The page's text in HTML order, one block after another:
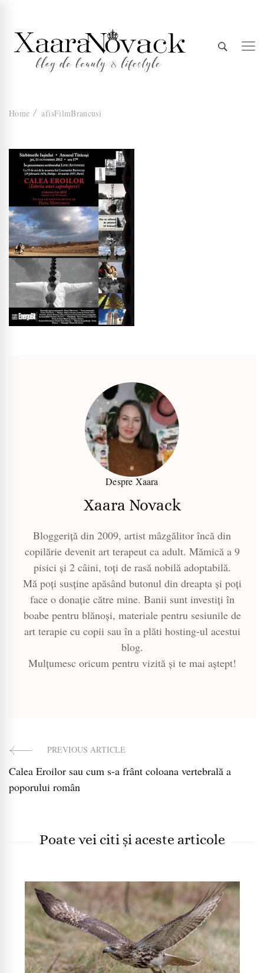
Xaara
Novack
Home afisFilmBrancusi
Despre Xaara
Xaara Novack
Bloggeriță din 2009, artist mâzgălitor încă din
copilărie devenit art terapeut ca adult. Mămică a 9
pisici și 2 câini, toți de rasă nobilă adoptabilă.
Mă poți susține apăsând butonul din dreapta și poți
face o donație către mine. Banii sunt investiți în
boabe pentru blănoși, materiale pentru sesiunile de
art terapie cu copii sau în a plăti hosting-ul acestui
blog.
Mulțumesc oricum pentru vizită și te mai aștept!
Post
Navigation
PREVIOUS ARTICLE
Calea Eroilor sau cum s-a frânt coloana vertebrală a
poporului român
Poate vei citi și aceste articole